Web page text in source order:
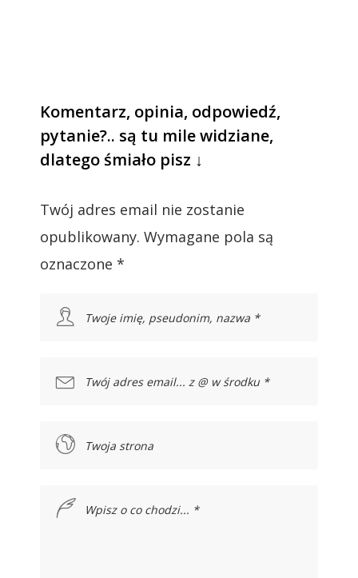
Komentarz, opinia, odpowiedź,
pytanie?.. są tu mile widziane,
dlatego śmiało pisz ↓
Twój adres email nie zostanie
opublikowany. Wymagane pola są
oznaczone *